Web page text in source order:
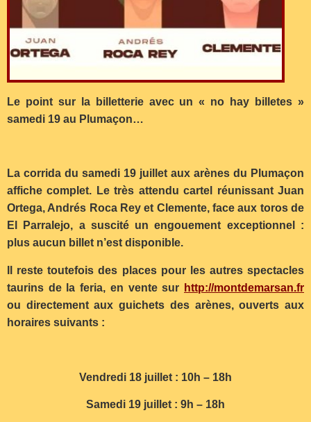
Le point sur la billetterie avec un « no hay billetes »
samedi 19 au Plumaçon…
La corrida du samedi 19 juillet aux arènes du Plumaçon
affiche complet. Le très attendu cartel réunissant Juan
Ortega, Andrés Roca Rey et Clemente, face aux toros de
El Parralejo, a suscité un engouement exceptionnel :
plus aucun billet n’est disponible.
Il reste toutefois des places pour les autres spectacles
taurins de la feria, en vente sur http://montdemarsan.fr
ou directement aux guichets des arènes, ouverts aux
horaires suivants :
Vendredi 18 juillet : 10h – 18h
Samedi 19 juillet : 9h – 18h